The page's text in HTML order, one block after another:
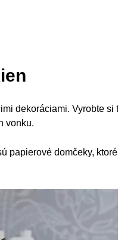
dekoráciami. Vyrobte si
vonku.
papierové domčeky,